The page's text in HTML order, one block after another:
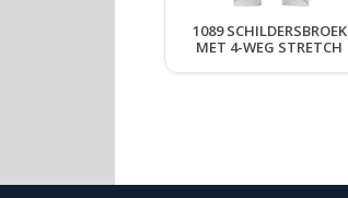
1089 SCHILDERSBROEK
MET 4-WEG STRETCH